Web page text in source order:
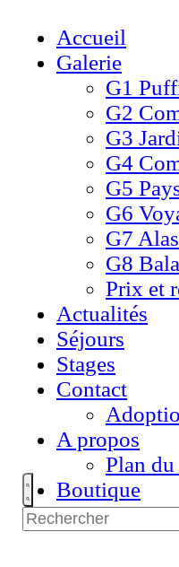
Accueil
Galerie
G1
G2
G3
G4
G5
G6
G7
G8
Prix et
Actualités
Séjours
Stages
Contact
A propos
Plan
Boutique